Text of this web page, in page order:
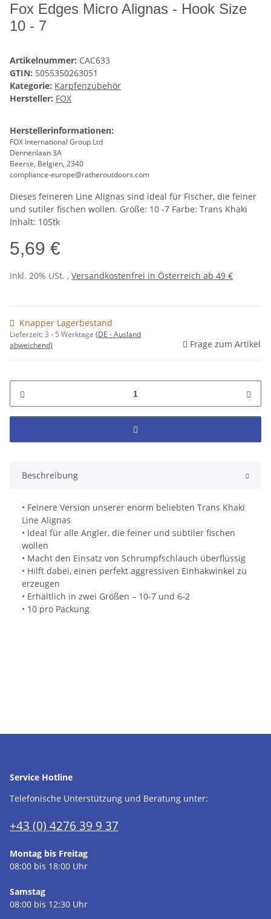
Fox Edges Micro Alignas - Hook Size
10 - 7
Artikelnummer: CAC633
GTIN: 5055350263051
Kategorie: Karpfenzubehör
Hersteller: FOX
Herstellerinformationen:
FOX International Group Ltd
Dennenlaan 3A
Beerse, Belgien, 2340
compliance-europe@ratheroutdoors.com
Dieses feineren Line Alignas sind ideal für Fischer, die feiner
und sutiler fischen wollen. Größe: 10 -7 Farbe: Trans Khaki
Inhalt: 10Stk
5,69 €
inkl. 20% USt. , Versandkostenfrei in Österreich ab 49 €
Knapper Lagerbestand
Lieferzeit:3 - 5 Werktage (DE - Ausland
abweichend)
Frage zum Artikel
Beschreibung
• Feinere Version unserer enorm beliebten Trans Khaki
Line Alignas
• Ideal für alle Angler, die feiner und subtiler fischen
wollen
• Macht den Einsatz von Schrumpfschlauch überflüssig
• Hilft dabei, einen perfekt aggressiven Einhakwinkel zu
erzeugen
• Erhältlich in zwei Größen – 10-7 und 6-2
• 10 pro Packung
Service Hotline
Telefonische Unterstützung und Beratung unter:
+43 (0) 4276 39 9 37
Montag bis Freitag
08:00 bis 18:00 Uhr
Samstag
08:00 bis 12:30 Uhr